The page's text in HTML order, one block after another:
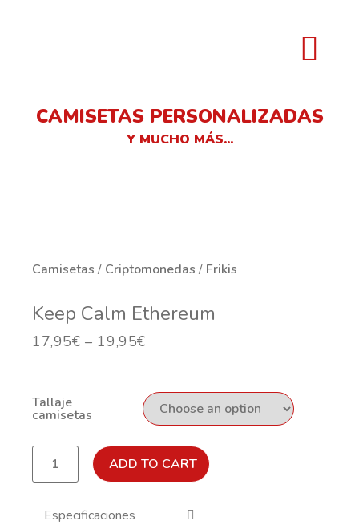
CAMISETAS PERSONALIZADAS
Y MUCHO MÁS...
Camisetas / Criptomonedas / Frikis
Keep Calm Ethereum
17,95€ – 19,95€
Tallaje
camisetas
ADD TO CART
Especificaciones